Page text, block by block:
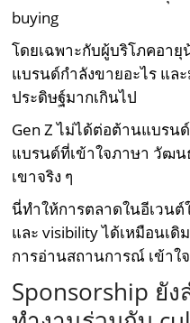
buying
โดยเฉพาะกับผู้บริโภคอา
แบรนด์กำลังขายอะไร แล
ประดิษฐ์มากเกินไป
Gen Z ไม่ได้ต่อต้านแบรน
แบรนด์ที่เข้าใจภาษา วัฒ
เขาจริง ๆ
นี่ทำให้การตลาดในอีเวน
และ visibility ได้เหมือนเ
การอ่านสถานการณ์ เข้าใ
Sponsorship ยั